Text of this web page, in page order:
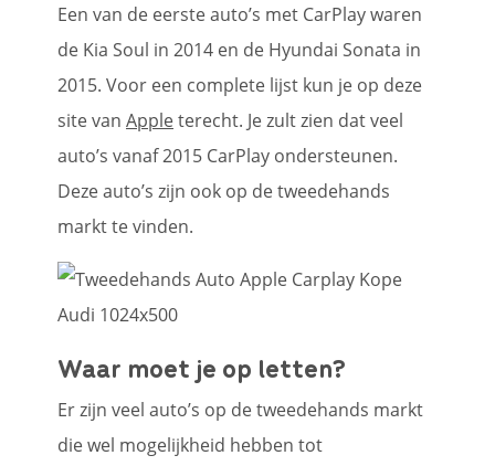
Een van de eerste auto’s met CarPlay waren
de Kia Soul in 2014 en de Hyundai Sonata in
2015. Voor een complete lijst kun je op deze
site van Appleterecht. Je zult zien dat veel
auto’s vanaf 2015 CarPlay ondersteunen.
Deze auto’s zijn ook op de tweedehands
markt te vinden.
Waar moet je op letten?
Er zijn veel auto’s op de tweedehands markt
die wel mogelijkheid hebben tot